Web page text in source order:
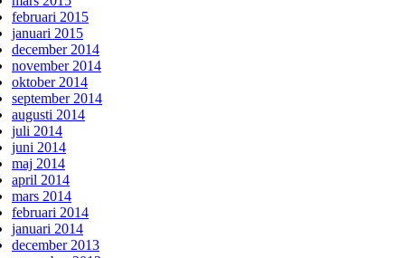
februari 2015
januari 2015
december 2014
november 2014
oktober 2014
september 2014
augusti 2014
juli 2014
juni 2014
maj 2014
april 2014
mars 2014
februari 2014
januari 2014
december 2013